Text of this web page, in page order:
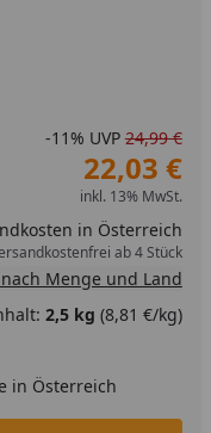
eingeben
um eins erhöhen
-11% UVP 24,99 €
22,03 €
inkl. 13% MwSt.
in Österreich
ab 4 Stück
Menge und Land
2,5 kg (8,81 €/kg)
in Österreich